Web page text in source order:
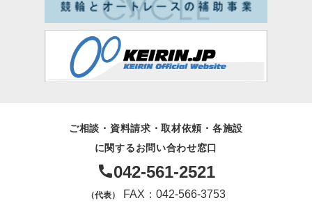
ご相談・資料請求・取材依頼・各施設
に関するお問い合わせ窓口
042-561-2521
（代表） FAX：042-566-3753